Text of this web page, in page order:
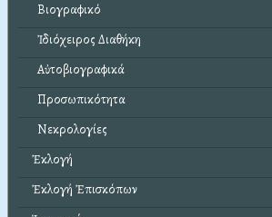
Βιογραφικό
Ἰδιόχειρος Διαθήκη
Αὐτοβιογραφικά
Προσωπικότητα
Νεκρολογίες
Ἐκλογή
Ἐκλογή Ἐπισκόπων